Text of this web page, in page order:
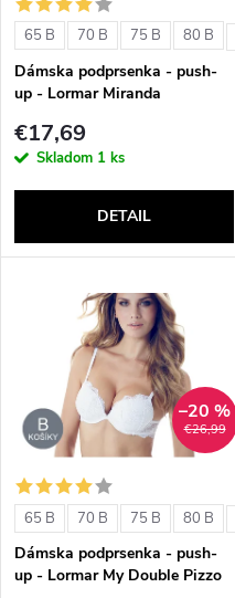
e
p
r
d
t
o
v
s
p
r
o
d
t
o
v
65 B 70 B 75 B 80 B
Dámska podprsenka - push-
up - Lormar Miranda
€17,69
Skladom 1 ks
DETAIL
€26,99
–20 %
65 B 70 B 75 B 80 B
Dámska podprsenka - push-
up - Lormar My Double Pizzo